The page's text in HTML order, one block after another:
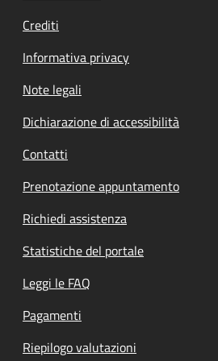
Crediti
Informativa privacy
Note legali
Dichiarazione di accessibilità
Contatti
Prenotazione appuntamento
Richiedi assistenza
Statistiche del portale
Leggi le FAQ
Pagamenti
Riepilogo valutazioni